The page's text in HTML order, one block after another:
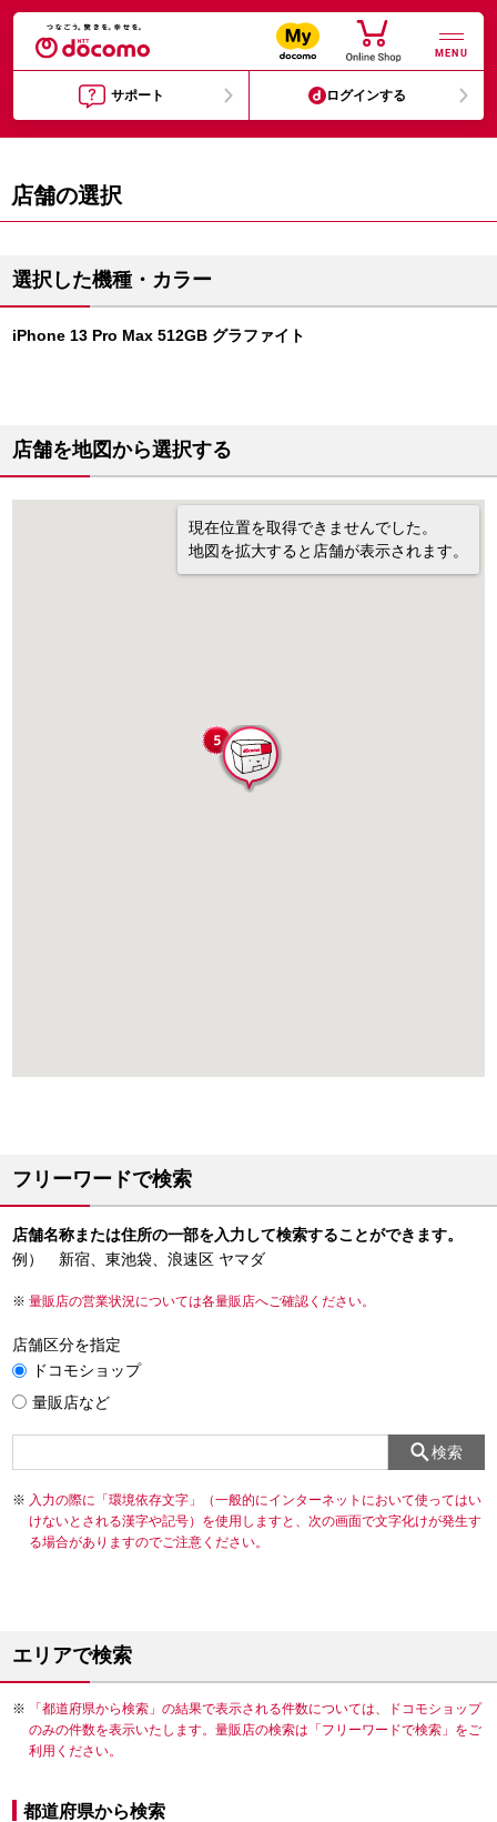
MENU
サポート ログインする
店舗の選択
選択した機種・カラー
iPhone 13 Pro Max 512GB グラファイト
店舗を地図から選択する
現在位置を取得できませんでした。
地図を拡大すると店舗が表示されます。
フリーワードで検索
店舗名称または住所の一部を入力して検索することができます。
例） 新宿、東池袋、浪速区 ヤマダ
量販店の営業状況については各量販店へご確認ください。
店舗区分を指定
ドコモショップ
量販店など
検索
入力の際に「環境依存文字」（一般的にインターネットにおいて使ってはい
けないとされる漢字や記号）を使用しますと、次の画面で文字化けが発生す
る場合がありますのでご注意ください。
エリアで検索
「都道府県から検索」の結果で表示される件数については、ドコモショップ
のみの件数を表示いたします。量販店の検索は「フリーワードで検索」をご
利用ください。
都道府県から検索